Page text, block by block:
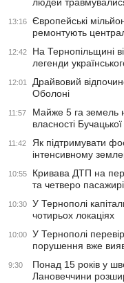
13:16
Європейські
ремонтують
12:42
На Тернопільщині
легенди
12:01
Драйвовий
Оболоні
11:57
Майже 5 га земель
власності
11:42
Як підтримувати
інтенсивному
10:55
Кривава ДТП на
та четверо
10:30
У Тернополі
чотирьох локаціях
10:00
У Тернополі
порушення вже
9:30
Понад 15 років у
Лановеччини